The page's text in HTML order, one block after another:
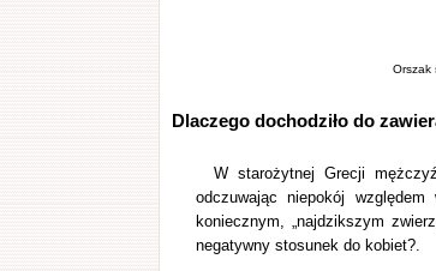
Orszak
Dlaczego dochodziło do
W starożytnej Grecji
odczuwając niepokój
koniecznym, „najdzikszym
negatywny stosunek do kobiet?.